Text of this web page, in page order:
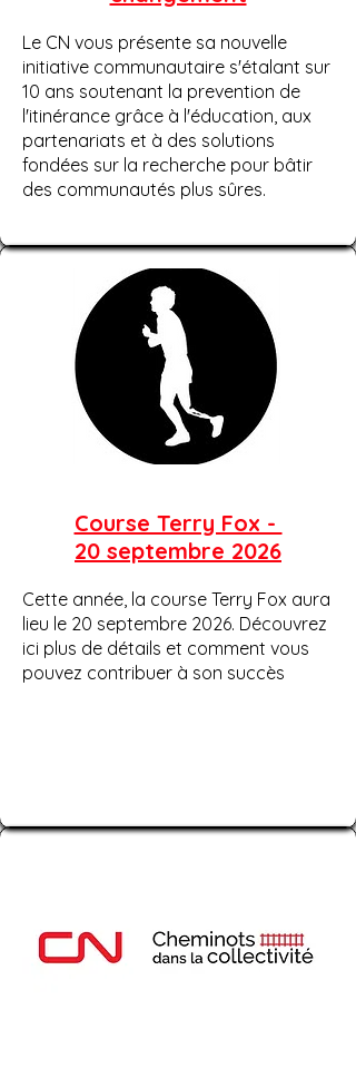
Le CN vous présente sa nouvelle
initiative communautaire s'étalant sur
10 ans soutenant la prevention de
l'itinérance grâce à l'éducation, aux
partenariats et à des solutions
fondées sur la recherche pour bâtir
des communautés plus sûres.
Course Terry Fox -
20 septembre 2026
Cette année, la course Terry Fox aura
lieu le 20 septembre 2026. Découvrez
ici plus de détails et comment vous
pouvez contribuer à son succès